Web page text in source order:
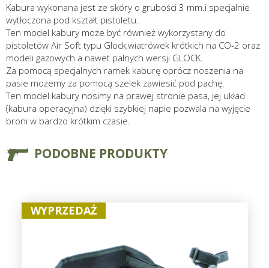
Kabura wykonana jest ze skóry o grubości 3 mm.i specjalnie
wytłoczona pod kształt pistoletu.
Ten model kabury może być również wykorzystany do
pistoletów Air Soft typu Glock,wiatrówek krótkich na CO-2 oraz
modeli gazowych a nawet palnych wersji GLOCK.
Za pomocą specjalnych ramek kaburę oprócz noszenia na
pasie możemy za pomocą szelek zawiesić pod pachę.
Ten model kabury nosimy na prawej stronie pasa, jej układ
(kabura operacyjna) dzięki szybkiej napie pozwala na wyjęcie
broni w bardzo krótkim czasie.
PODOBNE PRODUKTY
WYPRZEDAŻ